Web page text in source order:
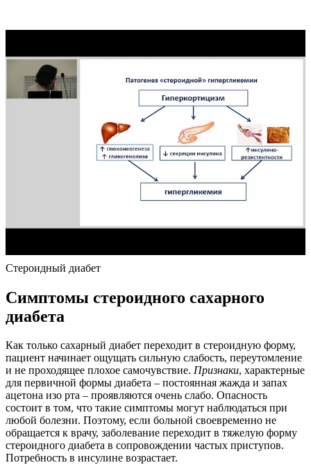
Стероидный диабет
Симптомы стероидного сахарного
диабета
Как только сахарный диабет переходит в стероидную форму,
пациент начинает ощущать сильную слабость, переутомление
и не проходящее плохое самочувствие. Признаки, характерные
для первичной формы диабета – постоянная жажда и запах
ацетона изо рта – проявляются очень слабо. Опасность
состоит в том, что такие симптомы могут наблюдаться при
любой болезни. Поэтому, если больной своевременно не
обращается к врачу, заболевание переходит в тяжелую форму
стероидного диабета в сопровождении частых приступов.
Потребность в инсулине возрастает.